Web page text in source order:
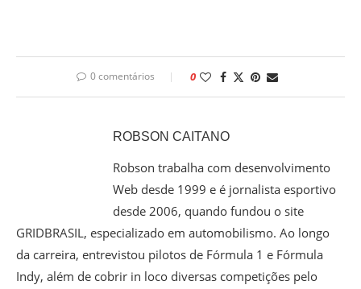
0 comentários 0
ROBSON CAITANO
Robson trabalha com desenvolvimento
Web desde 1999 e é jornalista esportivo
desde 2006, quando fundou o site
GRIDBRASIL, especializado em automobilismo. Ao longo
da carreira, entrevistou pilotos de Fórmula 1 e Fórmula
Indy, além de cobrir in loco diversas competições pelo